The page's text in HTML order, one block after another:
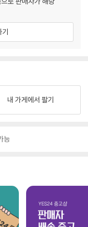
기
내 가게에서 팔기
능